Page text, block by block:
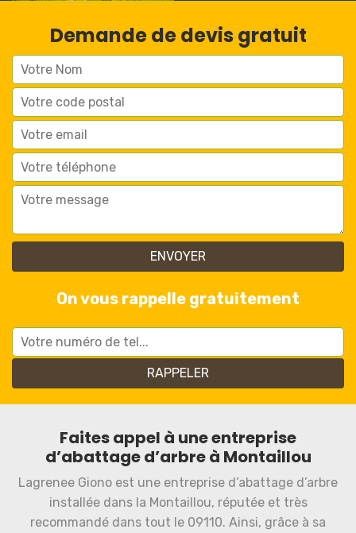
Demande de devis gratuit
On vous rappelle gratuitement
Faites appel à une entreprise
d’abattage d’arbre à Montaillou
Lagrenee Giono est une entreprise d’abattage d’arbre
installée dans la Montaillou, réputée et très
recommandé dans tout le 09110. Ainsi, grâce à sa